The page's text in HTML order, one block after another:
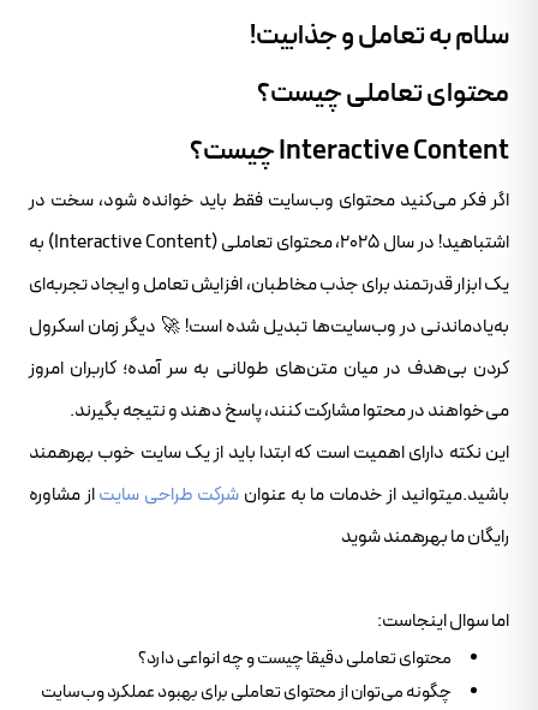
سلام به تعامل و جذابیت!
محتوای تعاملی چیست؟
Interactive Content چیست؟
اگر فکر می‌کنید محتوای وب‌سایت فقط باید خوانده شود، سخت در
اشتباهید! در سال ۲۰۲۵، محتوای تعاملی (Interactive Content) به
یک ابزار قدرتمند برای جذب مخاطبان، افزایش تعامل و ایجاد تجربه‌ای
به‌یادماندنی در وب‌سایت‌ها تبدیل شده است! 🚀 دیگر زمان اسکرول
کردن بی‌هدف در میان متن‌های طولانی به سر آمده؛ کاربران امروز
می‌خواهند در محتوا مشارکت کنند، پاسخ دهند و نتیجه بگیرند.
این نکته دارای اهمیت است که ابتدا باید از یک سایت خوب بهرهمند
باشید.میتوانید از خدمات ما به عنوان شرکت طراحی سایتاز مشاوره
رایگان ما بهرهمند شوید
اما سوال اینجاست:
محتوای تعاملی دقیقا چیست و چه انواعی دارد؟
چگونه می‌توان از محتوای تعاملی برای بهبود عملکرد وب‌سایت